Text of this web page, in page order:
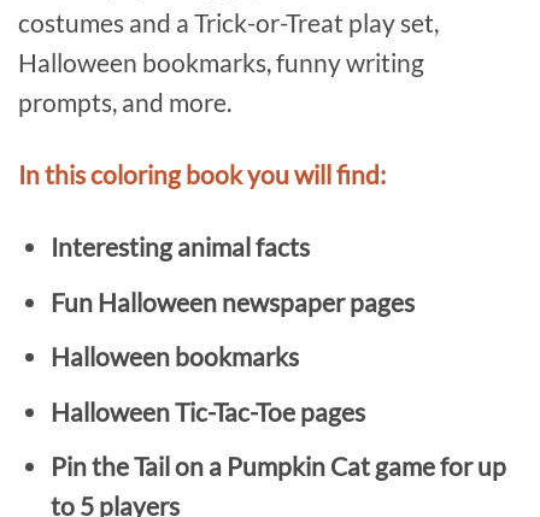
costumes and a Trick-or-Treat play set,
Halloween bookmarks, funny writing
prompts, and more.
In this coloring book you will find:
Interesting animal facts
Fun Halloween newspaper pages
Halloween bookmarks
Halloween Tic-Tac-Toe pages
Pin the Tail on a Pumpkin Cat game for up
to 5 players